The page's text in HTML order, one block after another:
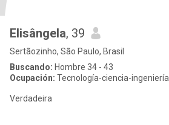
Elisângela, 39
Sertãozinho, São Paulo, Brasil
Buscando: Hombre 34 - 43
Ocupación: Tecnología-ciencia-ingeniería
Verdadeira